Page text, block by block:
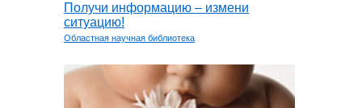
Получи информацию – измени
ситуацию!
Областная научная библиотека